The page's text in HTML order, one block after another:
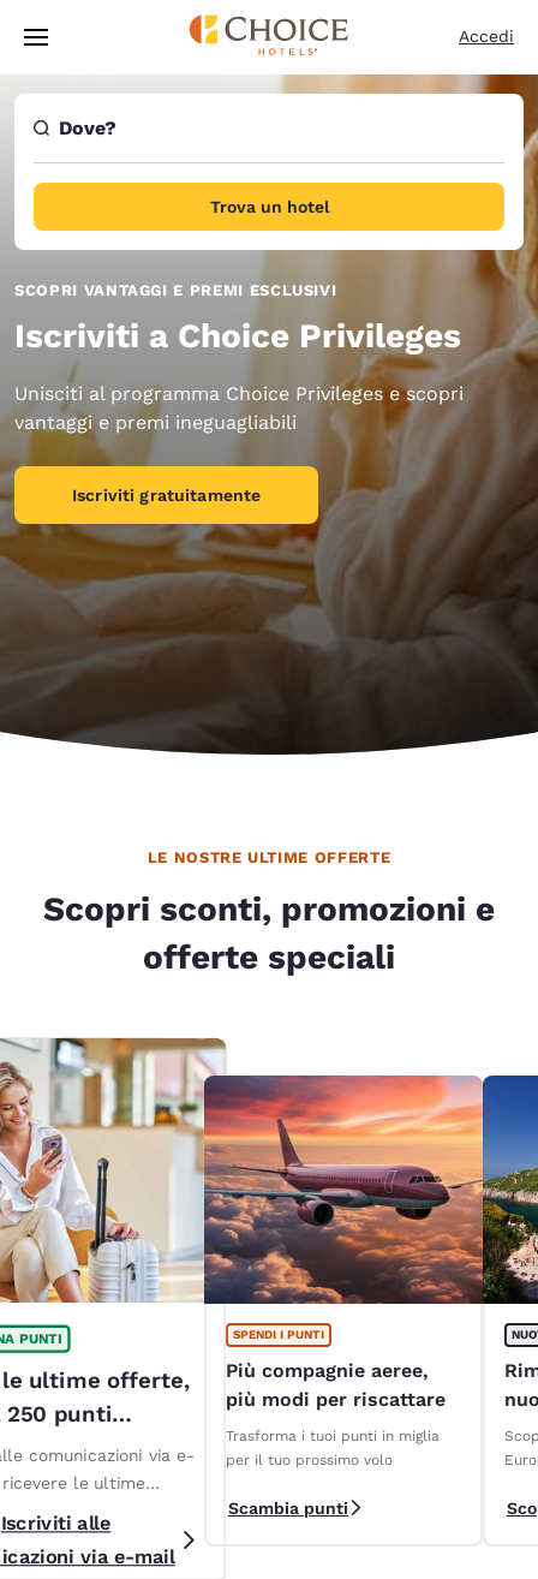
Vai A Contenuto Principale
Accedi
Dove?
Trova un hotel
SCOPRI VANTAGGI E PREMI ESCLUSIVI
Iscriviti a Choice Privileges
Unisciti al programma Choice Privileges e scopri
vantaggi e premi ineguagliabili
Iscriviti gratuitamente
LE NOSTRE ULTIME OFFERTE
Scopri sconti, promozioni e
offerte speciali
PUNTI
ultime offerte,
punti
comunicazioni via e-
le ultime
riservate ai
Termini e
Iscriviti alle
via e-mail
SPENDI I PUNTI
Più compagnie aeree,
più modi per riscattare
Trasforma i tuoi punti in miglia
per il tuo prossimo volo
Scambia punti